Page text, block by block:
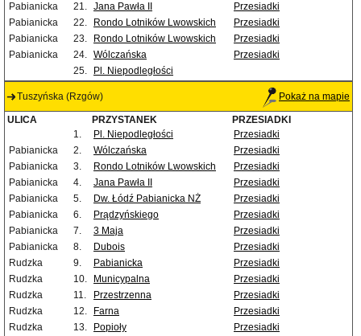
Pabianicka
21. Jana Pawła II
Przesiadki
Pabianicka
22. Rondo Lotników Lwowskich
Przesiadki
Pabianicka
23. Rondo Lotników Lwowskich
Przesiadki
Pabianicka
24. Wólczańska
Przesiadki
25.
Pl. Niepodległości
Tuszyńska (Rzgów) Pokaż na mapie
ULICA PRZYSTANEK
PRZESIADKI
1.
Pl. Niepodległości
Przesiadki
Pabianicka
2. Wólczańska
Przesiadki
Pabianicka
3. Rondo Lotników Lwowskich
Przesiadki
Pabianicka
4. Jana Pawła II
Przesiadki
Pabianicka
5. Dw. Łódź Pabianicka NŻ
Przesiadki
Pabianicka
6. Prądzyńskiego
Przesiadki
Pabianicka
7. 3 Maja
Przesiadki
Pabianicka
8. Dubois
Przesiadki
Rudzka
9. Pabianicka
Przesiadki
Rudzka
10. Municypalna
Przesiadki
Rudzka
11. Przestrzenna
Przesiadki
Rudzka
12. Farna
Przesiadki
Rudzka
13. Popioły
Przesiadki